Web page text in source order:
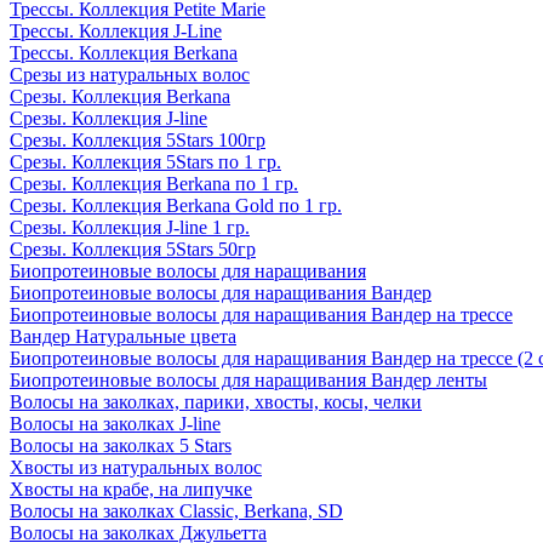
Трессы. Коллекция Petite Marie
Трессы. Коллекция J-Line
Трессы. Коллекция Berkana
Срезы из натуральных волос
Срезы. Коллекция Berkana
Срезы. Коллекция J-line
Срезы. Коллекция 5Stars 100гр
Срезы. Коллекция 5Stars по 1 гр.
Срезы. Коллекция Berkana по 1 гр.
Срезы. Коллекция Berkana Gold по 1 гр.
Срезы. Коллекция J-line 1 гр.
Срезы. Коллекция 5Stars 50гр
Биопротеиновые волосы для наращивания
Биопротеиновые волосы для наращивания Вандер
Биопротеиновые волосы для наращивания Вандер на трессе
Вандер Натуральные цвета
Биопротеиновые волосы для наращивания Вандер на трессе (2
Биопротеиновые волосы для наращивания Вандер ленты
Волосы на заколках, парики, хвосты, косы, челки
Волосы на заколках J-line
Волосы на заколках 5 Stars
Хвосты из натуральных волос
Хвосты на крабе, на липучке
Волосы на заколках Classic, Berkana, SD
Волосы на заколках Джульетта